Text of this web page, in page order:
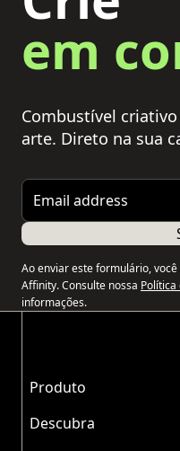
em
Combustível
arte. Direto na sua
Email address
Ao enviar este formulário,
Affinity. Consulte nossa Política
informações.
Produto
Descubra